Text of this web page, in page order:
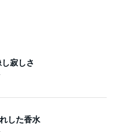
寂しさ
した香水